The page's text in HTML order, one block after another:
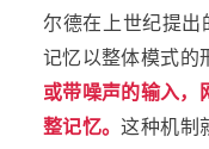
尔德在上世纪提出
记忆以整体模式的
或带噪声的输入，
整记忆。这种机制